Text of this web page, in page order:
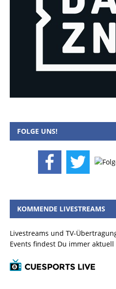
FOLGE UNS!
KOMMENDE LIVESTREAMS
Livestreams und TV-
Events findest Du immer